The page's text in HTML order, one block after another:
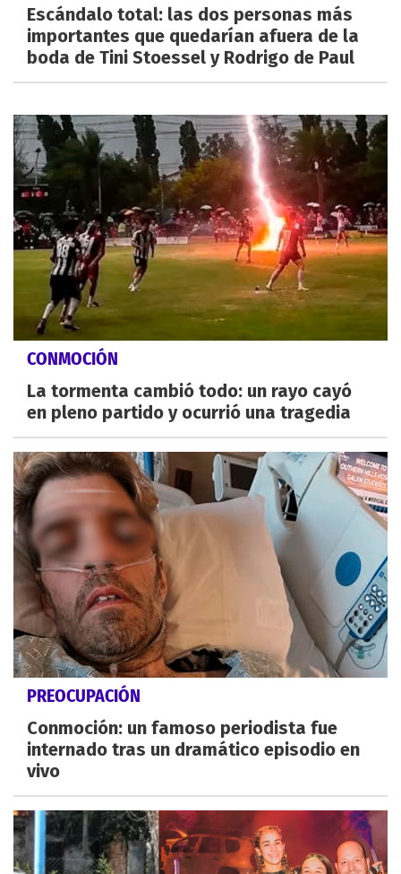
Escándalo total: las dos personas más
importantes que quedarían afuera de la
boda de Tini Stoessel y Rodrigo de Paul
CONMOCIÓN
La tormenta cambió todo: un rayo cayó
en pleno partido y ocurrió una tragedia
PREOCUPACIÓN
Conmoción: un famoso periodista fue
internado tras un dramático episodio en
vivo